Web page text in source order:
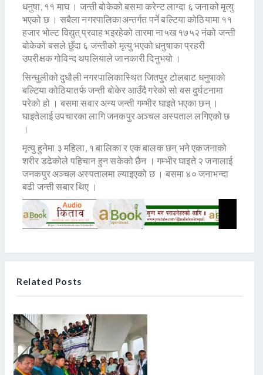
धनुषा, ११ माघ । जन्ती बोकेको बसमा करेन्ट लाग्दा ६ जनाको मृत्यु
भएको छ । सबैला नगरपालिकाअन्तर्गत पर्ने बल्टिया कोठियामा ११
हजार भोल्ट विद्युत् प्रवाह भइरहेको तारमा ना५ख १७५२ नंको जन्ती
बोकेको बसले छुँदा ६ जन्तीको मृत्यु भएको धनुषाका प्रहरी
उपरीक्षक गोविन्द थपलियाले जानकारी दिनुभयो ।
सिन्धुलीको दुधौली नगरपालिकास्थित जितपुर टोलबाट धनुषाको
बल्टिया कोठियातर्फ जन्ती बोकेर आउँदै गरेको सो बस दुर्घटनामा
परेको हो । बसमा सवार अन्य जन्ती गम्भीर घाइते भएका छन् ।
घाइतेलाई उपचारका लागि जनकपुर अञ्चल अस्पताल लगिएको छ
।
मृत्यु हुनेमा ३ महिला, १ बालिका र एक बालक छन् भने एकजनाको
शरीर डढेकोले पहिचान हुन सकेको छैन । गम्भीर घाइते २ जनालाई
जनकपुर अञ्चल अस्पतालमा ल्याइएको छ । बसमा ४० जनाभन्दा
बढी जन्ती सबार थिए ।
Related Posts